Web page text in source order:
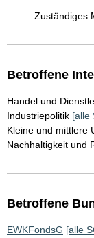
Zuständiges
Betroffene
Handel und
Industriepolitik [alle
Kleine und mittlere
Nachhaltigkeit und
Betroffene
EWKFondsG [alle